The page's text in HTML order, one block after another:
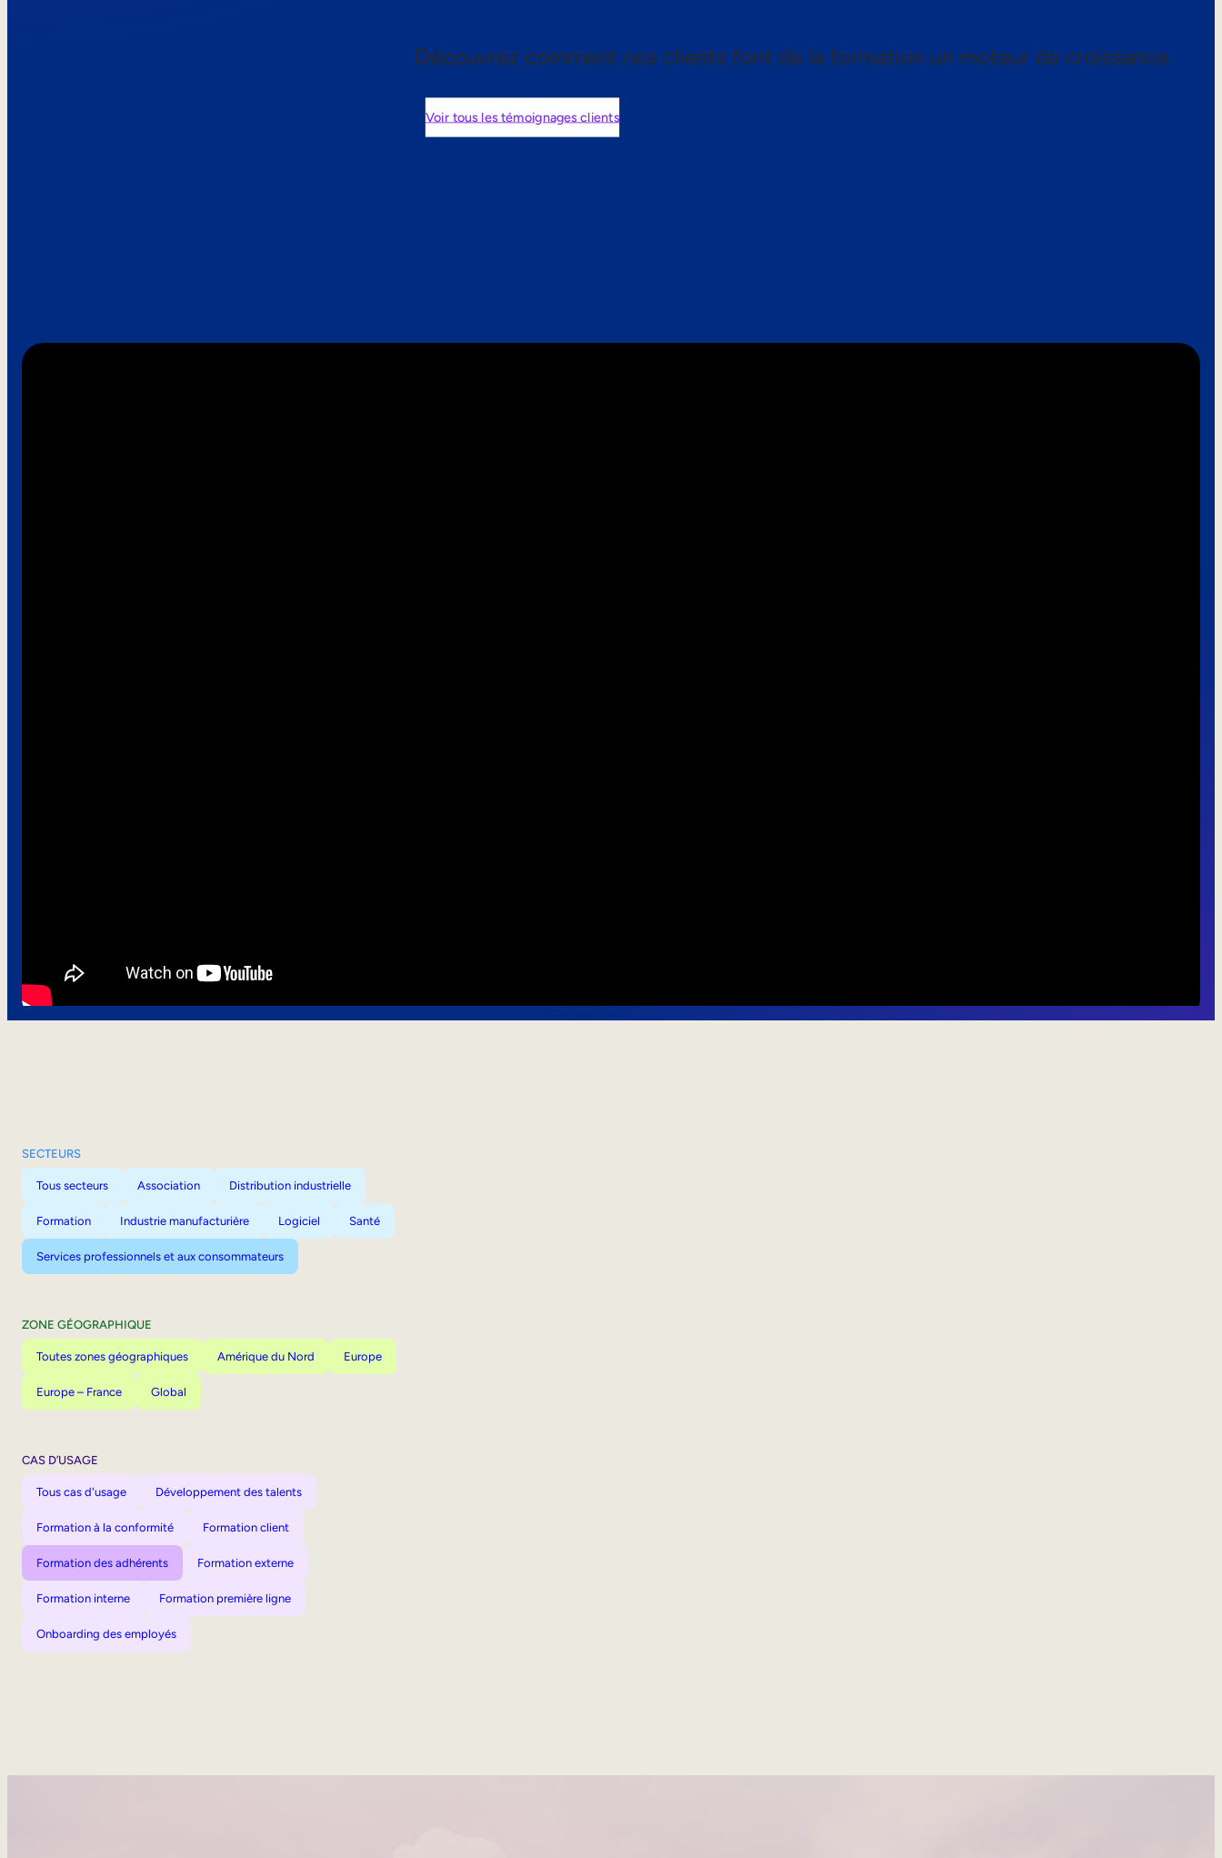
Découvrez comment nos clients font de la formation un moteur de croissance.
Voir tous les témoignages clients
SECTEURS
Tous secteurs Association Distribution industrielle
Formation Industrie manufacturière Logiciel Santé
Services professionnels et aux consommateurs
ZONE GÉOGRAPHIQUE
Toutes zones géographiques Amérique du Nord Europe
Europe – France Global
CAS D’USAGE
Tous cas d'usage Développement des talents
Formation à la conformité Formation client
Formation des adhérents Formation externe
Formation interne Formation première ligne
Onboarding des employés